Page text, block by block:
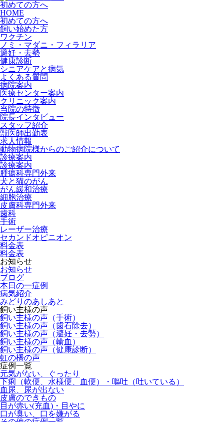
初めての方へ
HOME
初めての方へ
飼い始めた方
ワクチン
ノミ・マダニ・フィラリア
避妊・去勢
健康診断
シニアケアと病気
よくある質問
病院案内
医療センター案内
クリニック案内
当院の特徴
院長インタビュー
スタッフ紹介
獣医師出勤表
求人情報
動物病院様からのご紹介について
診療案内
診療案内
腫瘍科専門外来
犬と猫のがん
がん緩和治療
細胞治療
皮膚科専門外来
歯科
手術
レーザー治療
セカンドオピニオン
料金表
料金表
お知らせ
お知らせ
ブログ
本日の一症例
病気紹介
みどりのあしあと
飼い主様の声
飼い主様の声（手術）
飼い主様の声（歯石除去）
飼い主様の声（避妊・去勢）
飼い主様の声（輸血）
飼い主様の声（健康診断）
虹の橋の声
症例一覧
元気がない、ぐったり
下痢（軟便、水様便、血便）・嘔吐（吐いている）
血尿、尿が出ない
皮膚のできもの
目が赤い(充血)・目やに
口が臭い、口を嫌がる